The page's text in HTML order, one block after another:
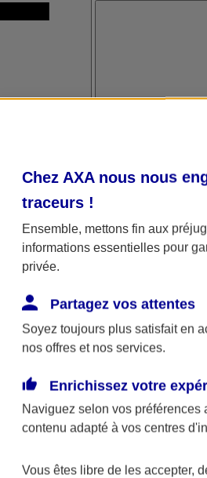
précédente
publicitaires
Chez AXA nous nous
traceurs !
Ensemble, mettons fin aux
informations essentielles pour
privée.
Partagez vos attentes
Soyez toujours plus satisfait en
nos offres et nos services.
Enrichissez votre
Naviguez selon vos préférences
contenu adapté à vos centres
Vous êtes libre de les accepter,